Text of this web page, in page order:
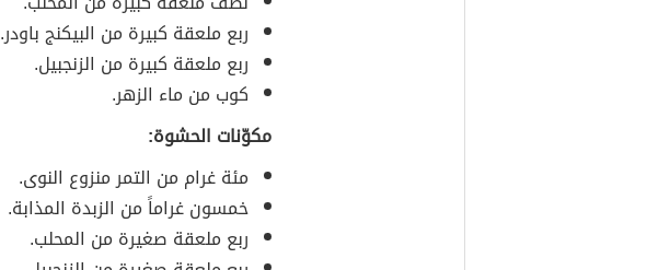
ربع ملعقة كبيرة من البيكنج باودر.
ربع ملعقة كبيرة من الزنجبيل.
كوب من ماء الزهر.
مكوّنات الحشوة:
مئة غرام من التمر منزوع النوى.
خمسون غراماً من الزبدة المذابة.
ربع ملعقة صغيرة من المحلب.